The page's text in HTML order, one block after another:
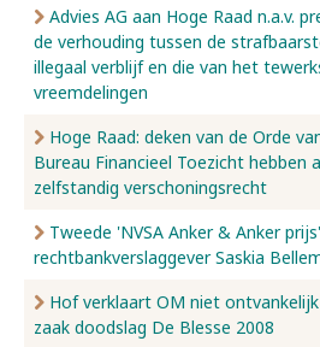
Advies AG aan Hoge Raad n.a.v.
de verhouding tussen de
illegaal verblijf en die van het
vreemdelingen
Hoge Raad: deken van de Orde
Bureau Financieel Toezicht hebben
zelfstandig verschoningsrecht
Tweede 'NVSA Anker & Anker
rechtbankverslaggever Saskia
Hof verklaart OM niet
zaak doodslag De Blesse 2008